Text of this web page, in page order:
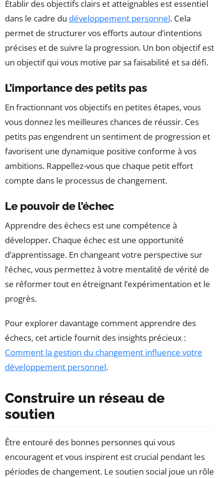
Établir des objectifs clairs et atteignables est essentiel
dans le cadre du développement personnel. Cela
permet de structurer vos efforts autour d’intentions
précises et de suivre la progression. Un bon objectif est
un objectif qui vous motive par sa faisabilité et sa défi.
L’importance des petits pas
En fractionnant vos objectifs en petites étapes, vous
vous donnez les meilleures chances de réussir. Ces
petits pas engendrent un sentiment de progression et
favorisent une dynamique positive conforme à vos
ambitions. Rappellez-vous que chaque petit effort
compte dans le processus de changement.
Le pouvoir de l’échec
Apprendre des échecs est une compétence à
développer. Chaque échec est une opportunité
d’apprentissage. En changeant votre perspective sur
l’échec, vous permettez à votre mentalité de vérité de
se réformer tout en étreignant l’expérimentation et le
progrès.
Pour explorer davantage comment apprendre des
échecs, cet article fournit des insights précieux :
Comment la gestion du changement influence votre
développement personnel.
Construire un réseau de
soutien
Être entouré des bonnes personnes qui vous
encouragent et vous inspirent est crucial pendant les
périodes de changement. Le soutien social joue un rôle